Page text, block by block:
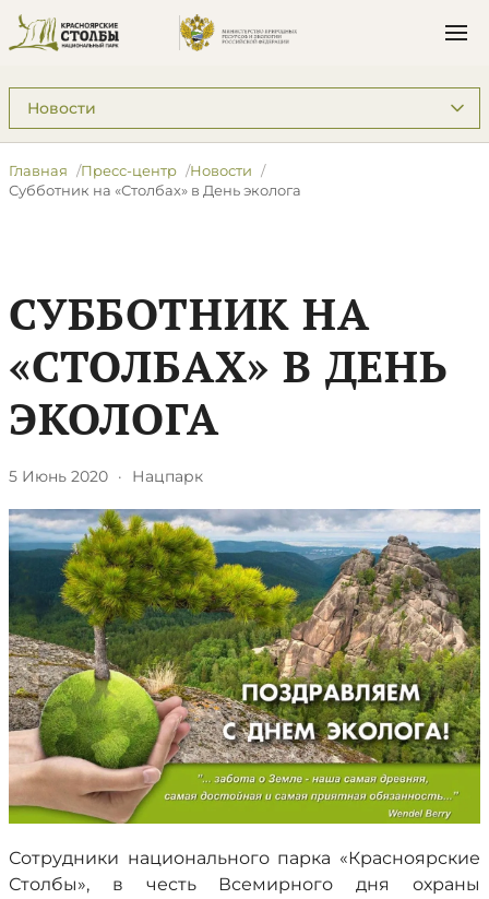
Подразделы: Пресс-центр
Главная Пресс-центр
Новости
Субботник на «Столбах» в День эколога
СУББОТНИК НА
«СТОЛБАХ» В ДЕНЬ
ЭКОЛОГА
5 Июнь 2020 · Нацпарк
Сотрудники национального парка «Красноярские
Столбы», в честь Всемирного дня охраны